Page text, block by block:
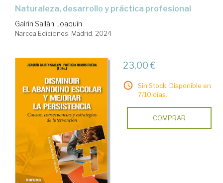
naturaleza, desarrollo y práctica profesional
Gairín Sallán, Joaquín
Narcea Ediciones. Madrid, 2024
23,00 €
Sin Stock. Disponible en
7/10 días.
COMPRAR